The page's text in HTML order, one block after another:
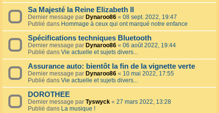
Sa Majesté la Reine Elizabeth II
Dernier message par Dynaroo86 « 08 sept. 2022, 19:47
Publié dans Hommage à ceux qui ont marqué notre enfance
Spécifications techniques Bluetooth
Dernier message par Dynaroo86 « 06 août 2022, 19:44
Publié dans Vie actuelle et sujets divers...
Assurance auto: bientôt la fin de la vignette verte
Dernier message par Dynaroo86 « 10 mai 2022, 17:55
Publié dans Vie actuelle et sujets divers...
DOROTHEE
Dernier message par Tyswyck « 27 mars 2022, 13:28
Publié dans La musique !